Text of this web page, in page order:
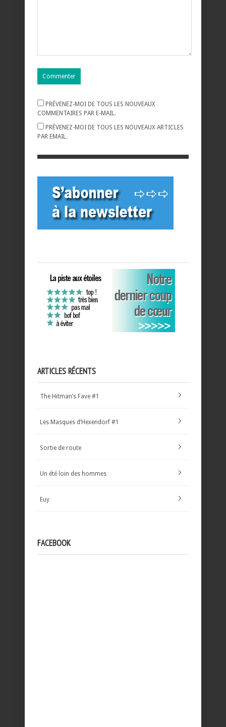
PRÉVENEZ-MOI DE TOUS LES NOUVEAUX
COMMENTAIRES PAR E-MAIL.
PRÉVENEZ-MOI DE TOUS LES NOUVEAUX ARTICLES
PAR EMAIL.
ARTICLES RÉCENTS
The Hitman’s Fave #1
Les Masques d’Hexendorf #1
Sortie de route
Un été loin des hommes
Euy
FACEBOOK